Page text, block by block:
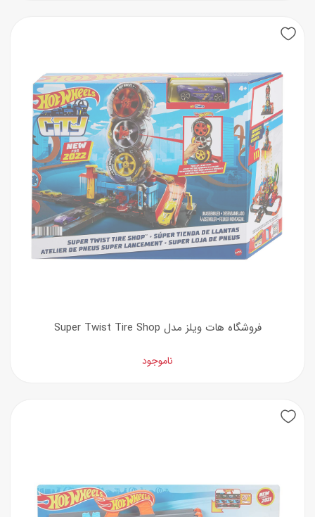
فروشگاه هات ویلز مدل Super Twist Tire Shop
ناموجود